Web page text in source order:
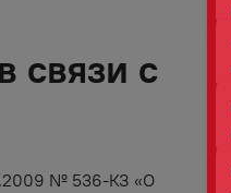
связи с
№ 536-КЗ «О